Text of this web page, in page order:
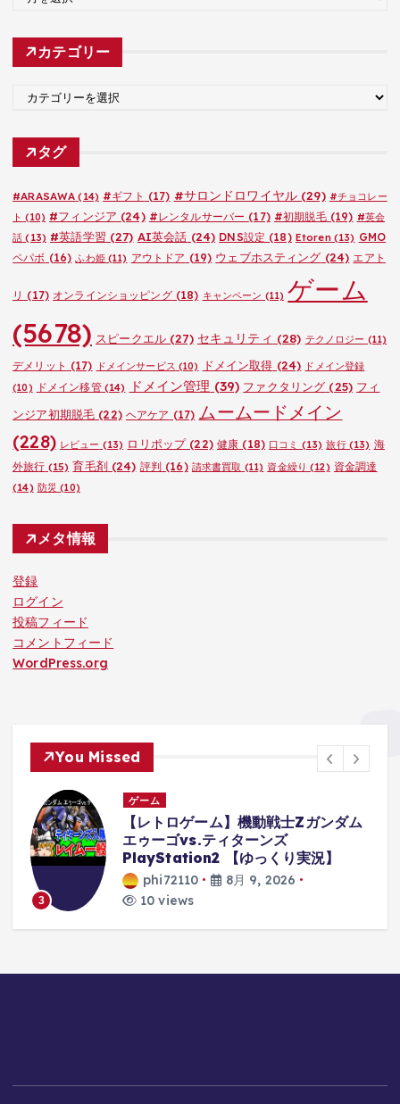
カ
カテゴリー
ゴ
タグ
#ARASAWA (14) #ギフト (17) #サロンドロワイヤル(29) #チョコレー
ト (10) #フィンジア (24) #レンタルサーバー (17) #初期脱毛(19) #英会
話 (13) #英語学習 (27) AI英会話 (24) DNS設定 (18) Etoren(13) GMO
ペパボ (16) ふわ姫(11) アウトドア (19) ウェブホスティング (24) エアト
リ (17) オンラインショッピング(18) キャンペーン (11) ゲーム
(5678) スピークエル(27) セキュリティ (28) テクノロジー (11)
デメリット (17) ドメインサービス (10) ドメイン取得 (24) ドメイン登録
(10)
ドメイン移管(14) ドメイン管理 (39) ファクタリング (25) フィ
ンジア初期脱毛 (22) ヘアケア (17) ムームードメイン
(228) レビュー (13) ロリポップ(22) 健康 (18) 口コミ (13) 旅行(13) 海
外旅行 (15) 育毛剤(24) 評判 (16) 請求書買取 (11) 資金繰り (12) 資金調達
(14) 防災 (10)
メタ情報
登録
ログイン
投稿フィード
コメントフィード
WordPress.org
You Missed
3
ゲーム
【レトロゲーム】機動戦士Zガンダム
エゥーゴvs.ティターンズ
PlayStation2 【ゆっくり実況】
phi72110
8月 9, 2026
10 views